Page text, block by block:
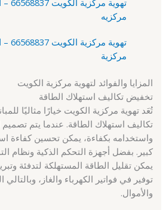
مركزيه
مركزية
المزايا والفوائد لتهوية مركزية الكويت
تخفيض تكاليف استهلاك الطاقة
تُعَد تهوية مركزية الكويت خيارًا مثاليًا
تكاليف استهلاك الطاقة. عندما يتم
واستخدامه بكفاءة، يمكن تحسين كفاءة
كبير. بفضل أجهزة التحكم الذكية ونظام
يمكن تقليل الطاقة المستهلكة لتدفئة
توفير في فواتير الكهرباء والغاز،
والأموال.